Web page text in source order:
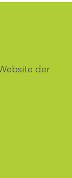
der